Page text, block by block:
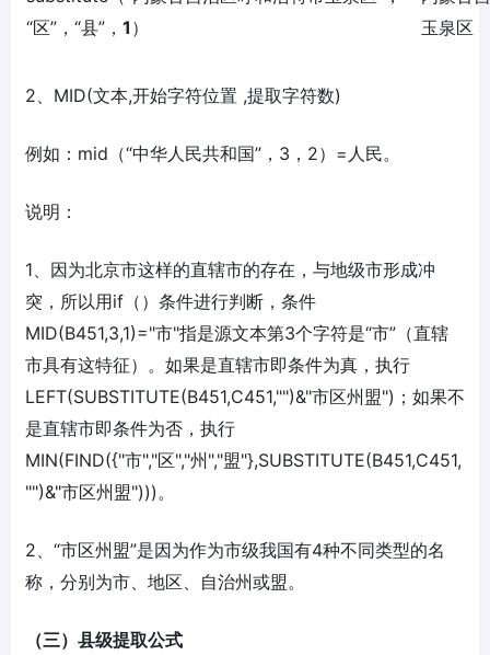
“区”，“县”， 1 ）
玉泉区
2、MID(文本,开始字符位置 ,提取字符数)
例如：mid（“中华人民共和国”，3，2）=人民。
说明：
1、因为北京市这样的直辖市的存在，与地级市形成冲
突，所以用if（）条件进行判断，条件
MID(B451,3,1)="市"指是源文本第3个字符是“市”（直辖
市具有这特征）。如果是直辖市即条件为真，执行
LEFT(SUBSTITUTE(B451,C451,"")&"市区州盟")；如果不
是直辖市即条件为否，执行
MIN(FIND({"市","区","州","盟"},SUBSTITUTE(B451,C451,
"")&"市区州盟")))。
2、“市区州盟”是因为作为市级我国有4种不同类型的名
称，分别为市、地区、自治州或盟。
（三）县级提取公式